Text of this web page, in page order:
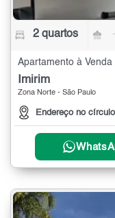
2 quartos
Apartamento à
Imirim
Zona Norte - São Paulo
Endereço no